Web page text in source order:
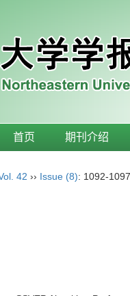
首页 期刊介绍
42 ›› Issue (8): 1092-